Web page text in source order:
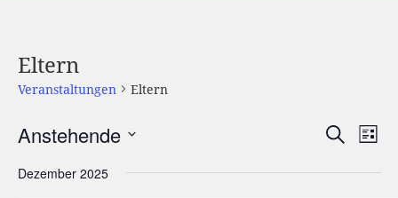
Eltern
Veranstaltungen Eltern
und
SUCHELISTE
Anstehende
wählen.
Dezember 2025